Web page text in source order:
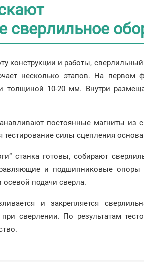
сверлильное
конструкции и работы,
несколько этапов. На
толщиной 10-20 мм. Внутри
постоянные магниты из
тестирование силы сцепления
станка готовы, собирают
и подшипниковые опоры
подачи сверла.
и закрепляется
при сверлении. По результатам